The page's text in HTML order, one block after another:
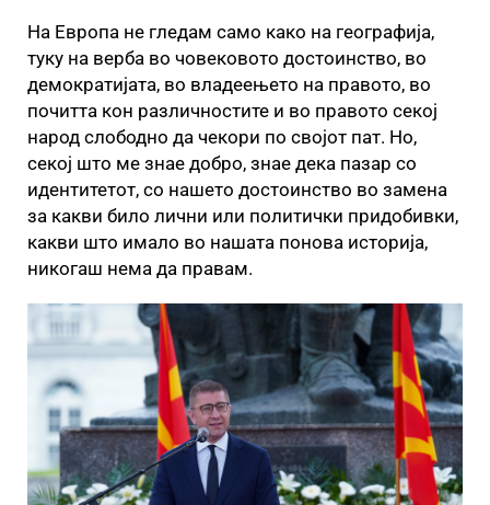
На Европа не гледам само како на географија,
туку на верба во човековото достоинство, во
демократијата, во владеењето на правото, во
почитта кон различностите и во правото секој
народ слободно да чекори по својот пат. Но,
секој што ме знае добро, знае дека пазар со
идентитетот, со нашето достоинство во замена
за какви било лични или политички придобивки,
какви што имало во нашата понова историја,
никогаш нема да правам.